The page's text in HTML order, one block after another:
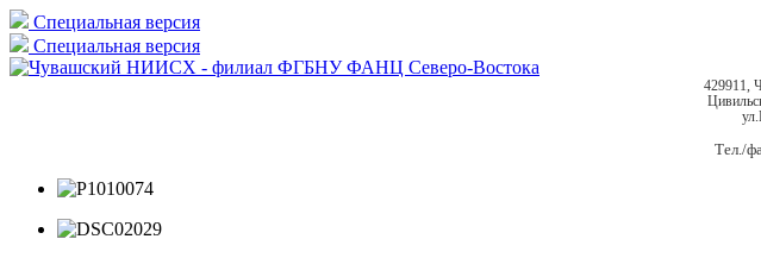
Специальная версия
Специальная версия
429911,
Тел./